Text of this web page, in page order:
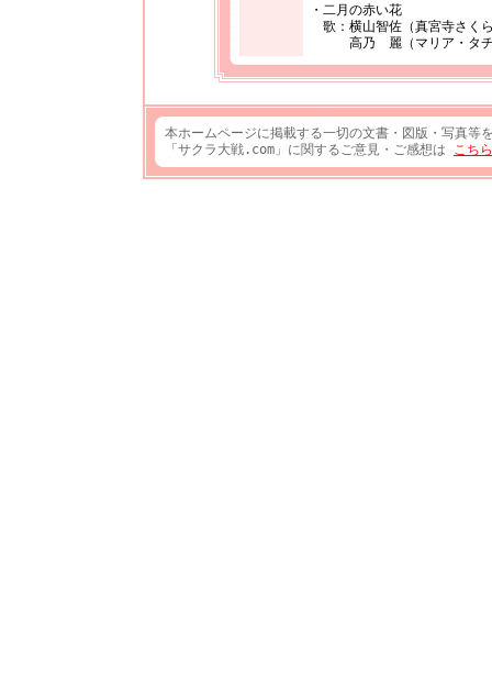
・二月の赤い花
歌：横山智佐（真宮寺さく
高乃 麗（マリア・タチ
本ホームページに掲載する一切の文書・図版・写真等
「サクラ大戦.com」に関するご意見・ご感想は こちら